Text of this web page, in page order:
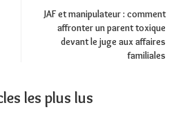
JAF et manipulateur : comment
affronter un parent toxique
devant le juge aux affaires
familiales
les plus lus